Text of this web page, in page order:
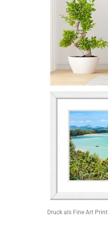
Druck als Fine Art Print